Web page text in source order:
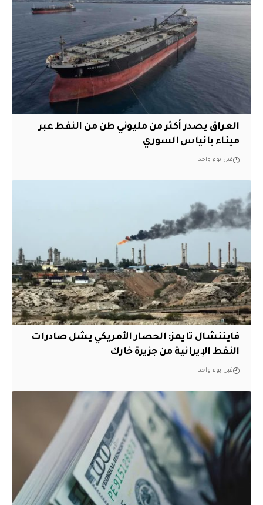
العراق يصدر أكثر من مليوني طن من النفط عبر
ميناء بانياس السوري
قبل يوم واحد
فايننشال تايمز: الحصار الأمريكي يشل صادرات
النفط الإيرانية من جزيرة خارك
قبل يوم واحد